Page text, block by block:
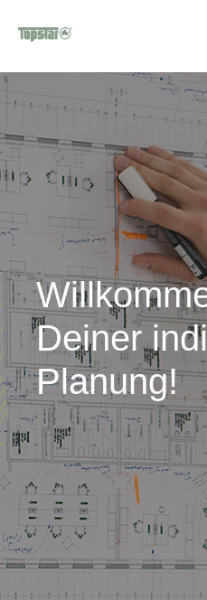
Deiner
Planung!